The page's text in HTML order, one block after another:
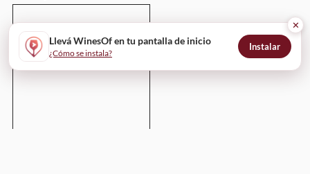
Llevá WinesOf en tu pantalla de inicio
¿Cómo se instala?
Instalar
✕